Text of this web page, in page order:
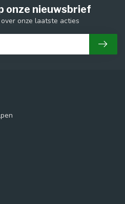
onze nieuwsbrief
onze laatste acties